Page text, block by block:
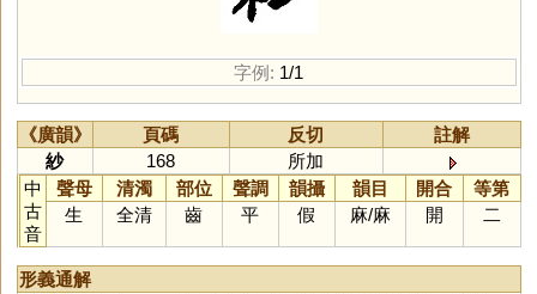
字例: 1/1
《廣韻》 頁碼 反切
註解
紗
168
所加
中
古
音
聲母 清濁 部位 聲調 韻攝 韻目 開合
等第
生
全清 齒 平 假 麻/麻 開 二
形義通解